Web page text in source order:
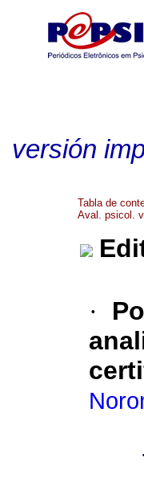
versión
Tabla de
Aval. psicol.
·